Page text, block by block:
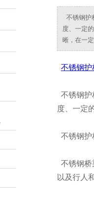
不锈钢护
度、一定
晰，在一
不锈钢护
不锈钢护
度、一定
不锈钢护
不锈钢桥
以及行人